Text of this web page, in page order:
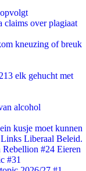
claims over plagiaat
kneuzing of breuk
elk gehucht met
alcohol
kusje moet kunnen
Liberaal Beleid.
#24 Eieren
#31